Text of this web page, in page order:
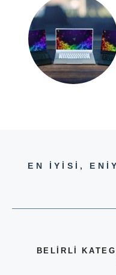
EN İYİSİ,
BELİRLİ